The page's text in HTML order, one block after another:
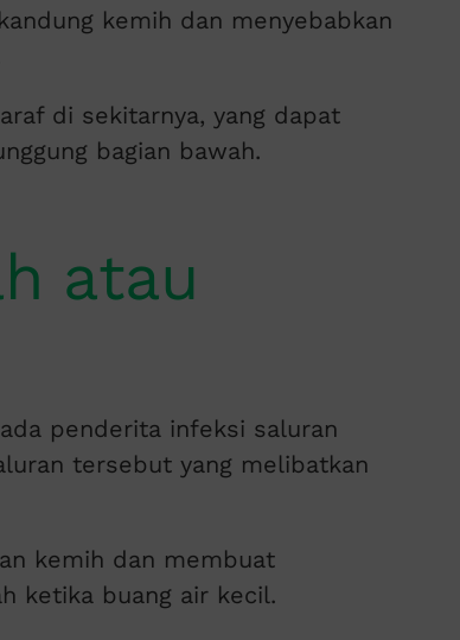
kemih dan menyebabkan
di sekitarnya, yang dapat
bagian bawah.
atau
penderita infeksi saluran
tersebut yang melibatkan
kemih dan membuat
ketika buang air kecil.